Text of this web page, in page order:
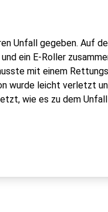
Unfall gegeben. Auf
ein E-Roller
mit einem
wurde leicht verletzt
wie es zu dem